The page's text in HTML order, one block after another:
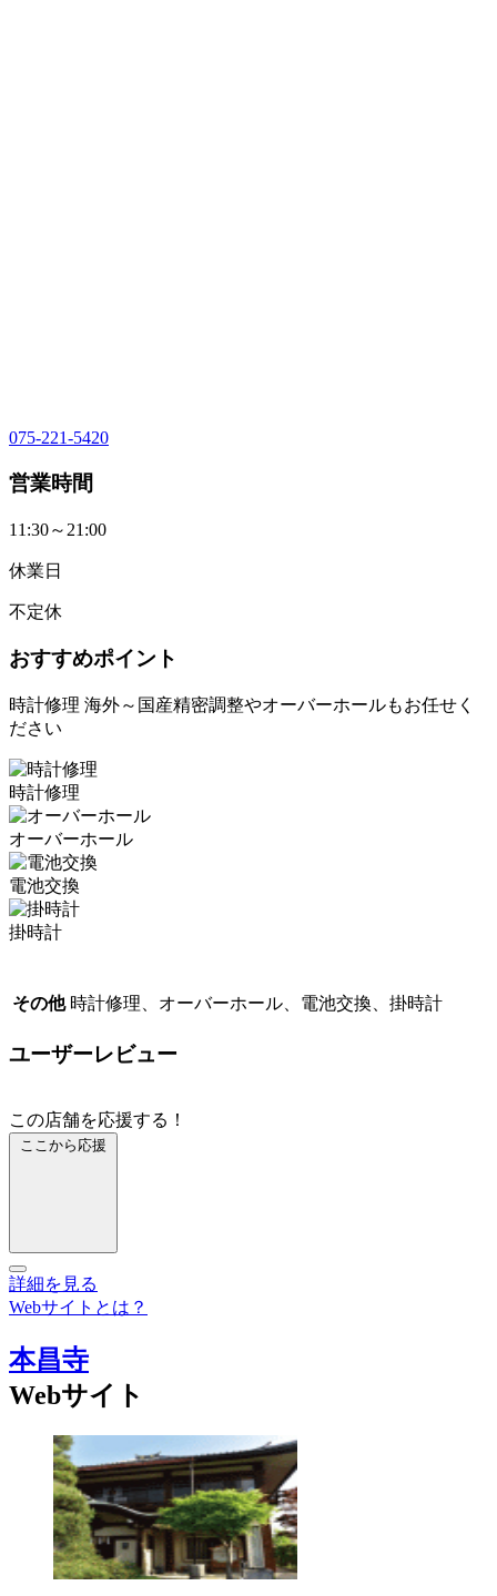
075-221-5420
営業時間
11:30～21:00
休業日
不定休
おすすめポイント
時計修理 海外～国産精密調整やオーバーホールもお任せく
ださい
時計修理
オーバーホール
電池交換
掛時計
その他 時計修理、オーバーホール、電池交換、掛時計
ユーザーレビュー
この店舗を応援する！
ここから応援
詳細を見る
Webサイトとは？
本昌寺
Webサイト